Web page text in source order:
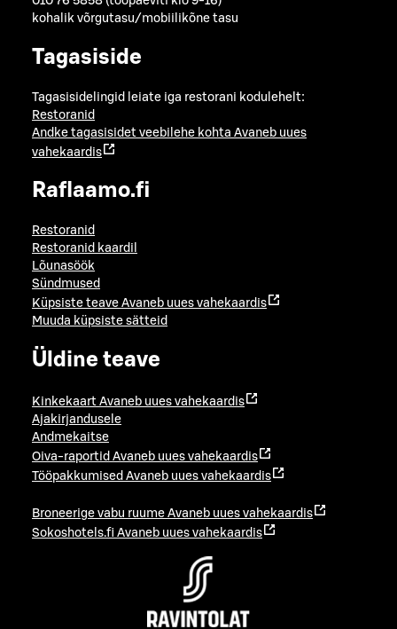
kohalik võrgutasu/mobiilikõne tasu
Tagasiside
Tagasisidelingid leiate iga restorani kodulehelt:
Restoranid
Andke tagasisidet veebilehe kohta Avaneb uues
vahekaardis
Raflaamo.fi
Restoranid
Restoranid kaardil
Lõunasöök
Sündmused
Küpsiste teave Avaneb uues vahekaardis
Muuda küpsiste sätteid
Üldine teave
Kinkekaart Avaneb uues vahekaardis
Ajakirjandusele
Andmekaitse
Oiva-raportid Avaneb uues vahekaardis
Tööpakkumised Avaneb uues vahekaardis
Broneerige vabu ruume Avaneb uues vahekaardis
Sokoshotels.fi Avaneb uues vahekaardis